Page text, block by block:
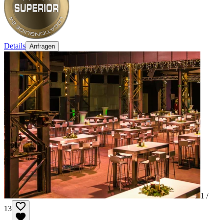
Details Anfragen
1 /
13